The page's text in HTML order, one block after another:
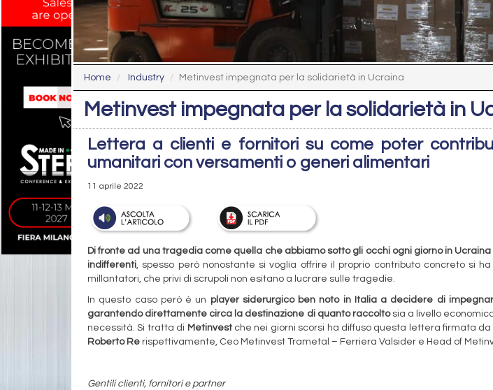
Home Industry Metinvest impegnata per la solidarietà in Ucraina
Metinvest impegnata per la solidarietà in
Lettera a clienti e fornitori su come poter
umanitari con versamenti o generi alimentari
11 aprile 2022
Di fronte ad una tragedia come quella che abbiamo sotto gli occhi ogni giorno in
indifferenti, spesso però nonostante si voglia offrire il proprio contributo concreto si
millantatori, che privi di scrupoli non esitano a lucrare sulle tragedie.
In questo caso però è un player siderurgico ben noto in Italia a decidere di
garantendo direttamente circa la destinazione di quanto raccoltosia a livello
necessità. Si tratta di Metinvestche nei giorni scorsi ha diffuso questa lettera firmata da
Roberto Re rispettivamente, Ceo Metinvest Trametal – Ferriera Valsider e Head of
Gentili clienti, fornitori e partner